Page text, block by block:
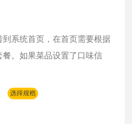
系统首页，在首页需要根据
。如果菜品设置了口味信